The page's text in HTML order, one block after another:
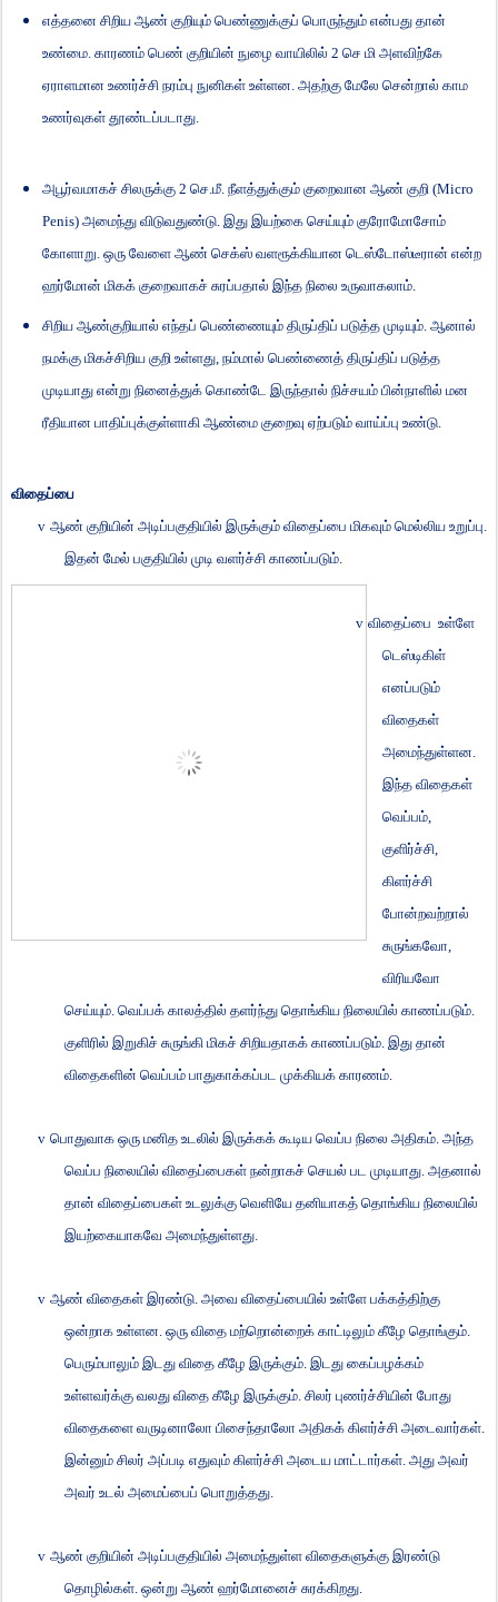
எத்தனை சிறிய ஆண் குறியும் பெண்ணுக்குப் பொருந்தும் என்பது தான்
உண்மை. காரணம் பெண் குறியின் நுழை வாயிலில் 2 செ மி அளவிற்கே
ஏராளமான உணர்ச்சி நரம்பு நுனிகள் உள்ளன. அதற்கு மேலே சென்றால் காம
உணர்வுகள் தூண்டப்படாது.
அபூர்வமாகச் சிலருக்கு 2 செ.மீ. நீளத்துக்கும் குறைவான ஆண் குறி (Micro
Penis) அமைந்து விடுவதுண்டு. இது இயற்கை செய்யும் குரோமோசோம்
கோளாறு. ஒரு வேளை ஆண் செக்ஸ் வளரூக்கியான டெஸ்டோஸ்டீரான் என்ற
ஹர்மோன் மிகக் குறைவாகச் சுரப்பதால் இந்த நிலை உருவாகலாம்.
சிறிய ஆண்குறியால் எந்தப் பெண்ணையும் திருப்திப் படுத்த முடியும். ஆனால்
நமக்கு மிகச்சிறிய குறி உள்ளது, நம்மால் பெண்ணைத் திருப்திப் படுத்த
முடியாது என்று நினைத்துக் கொண்டே இருந்தால் நிச்சயம் பின்நாளில் மன
ரீதியான பாதிப்புக்குள்ளாகி ஆண்மை குறைவு ஏற்படும் வாய்ப்பு உண்டு.
விதைப்பை
v ஆண் குறியின் அடிப்பகுதியில் இருக்கும் விதைப்பை மிகவும் மெல்லிய உறுப்பு.
இதன் மேல் பகுதியில் முடி வளர்ச்சி காணப்படும்.
v விதைப்பை உள்ளே
டெஸ்டிகிள்
எனப்படும்
விதைகள்
அமைந்துள்ளன.
இந்த விதைகள்
வெப்பம்,
குளிர்ச்சி,
கிளர்ச்சி
போன்றவற்றால்
சுருங்கவோ,
விரியவோ
செய்யும். வெப்பக் காலத்தில் தளர்ந்து தொங்கிய நிலையில் காணப்படும்.
குளிரில் இறுகிச் சுருங்கி மிகச் சிறியதாகக் காணப்படும். இது தான்
விதைகளின் வெப்பம் பாதுகாக்கப்பட முக்கியக் காரணம்.
v பொதுவாக ஒரு மனித உடலில் இருக்கக் கூடிய வெப்ப நிலை அதிகம். அந்த
வெப்ப நிலையில் விதைப்பைகள் நன்றாகச் செயல் பட முடியாது. அதனால்
தான் விதைப்பைகள் உடலுக்கு வெளியே தனியாகத் தொங்கிய நிலையில்
இயற்கையாகவே அமைந்துள்ளது.
v ஆண் விதைகள் இரண்டு. அவை விதைப்பையில் உள்ளே பக்கத்திற்கு
ஒன்றாக உள்ளன. ஒரு விதை மற்றொன்றைக் காட்டிலும் கீழே தொங்கும்.
பெரும்பாலும் இடது விதை கீழே இருக்கும். இடது கைப்பழக்கம்
உள்ளவர்க்கு வலது விதை கீழே இருக்கும். சிலர் புணர்ச்சியின் போது
விதைகளை வருடினாலோ பிசைந்தாலோ அதிகக் கிளர்ச்சி அடைவார்கள்.
இன்னும் சிலர் அப்படி எதுவும் கிளர்ச்சி அடைய மாட்டார்கள். அது அவர்
அவர் உடல் அமைப்பைப் பொறுத்தது.
v ஆண் குறியின் அடிப்பகுதியில் அமைந்துள்ள விதைகளுக்கு இரண்டு
தொழில்கள். ஒன்று ஆண் ஹர்மோனைச் சுரக்கிறது.